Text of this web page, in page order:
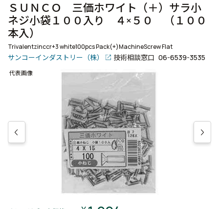
ＳＵＮＣＯ 三価ホワイト（＋）サラ小
ネジ小袋１００入り ４×５０ （１００
本入）
Trivalentzinccr+3 white100pcs Pack(+)MachineScrew Flat
サンコーインダストリー（株） 技術相談窓口 06-6539-3535
代表画像